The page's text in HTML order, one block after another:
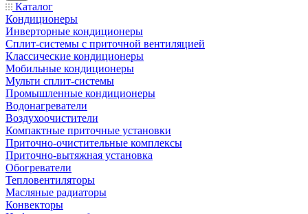
Каталог
Кондиционеры
Инверторные кондиционеры
Сплит-системы с приточной вентиляцией
Классические кондиционеры
Мобильные кондиционеры
Мульти сплит-системы
Промышленные кондиционеры
Водонагреватели
Воздухоочистители
Компактные приточные установки
Приточно-очистительные комплексы
Приточно-вытяжная установка
Обогреватели
Тепловентиляторы
Масляные радиаторы
Конвекторы